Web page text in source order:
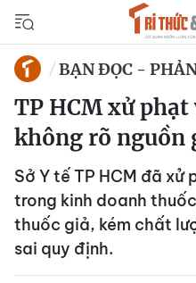
BẠN ĐỌC -
TP HCM xử
không rõ nguồn
Sở Y tế TP HCM đã xử
trong kinh doanh
thuốc giả, kém chất
sai quy định.